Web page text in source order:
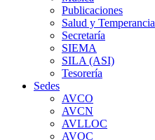
Publicaciones
Salud y Temperancia
Secretaría
SIEMA
SILA (ASI)
Tesorería
Sedes
AVCO
AVCN
AVLLOC
AVOC